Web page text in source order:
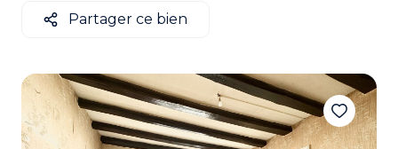
NOS
PARTENAIRES
ALERTE
EMAIL
Partager ce bien